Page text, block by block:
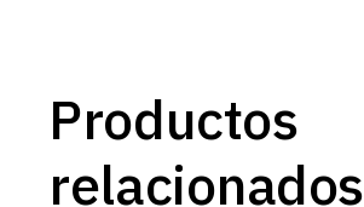
Productos
relacionados